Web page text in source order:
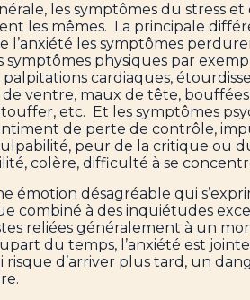
les symptômes du stress et
les mêmes. La principale
l’anxiété les symptômes
symptômes physiques par
cardiaques,
de ventre, maux de tête,
etc. Et les symptômes
de perte de contrôle,
peur de la critique ou
colère, difficulté à se
émotion désagréable qui
combiné à des inquiétudes
reliées généralement à un
du temps, l’anxiété est
d’arriver plus tard, un